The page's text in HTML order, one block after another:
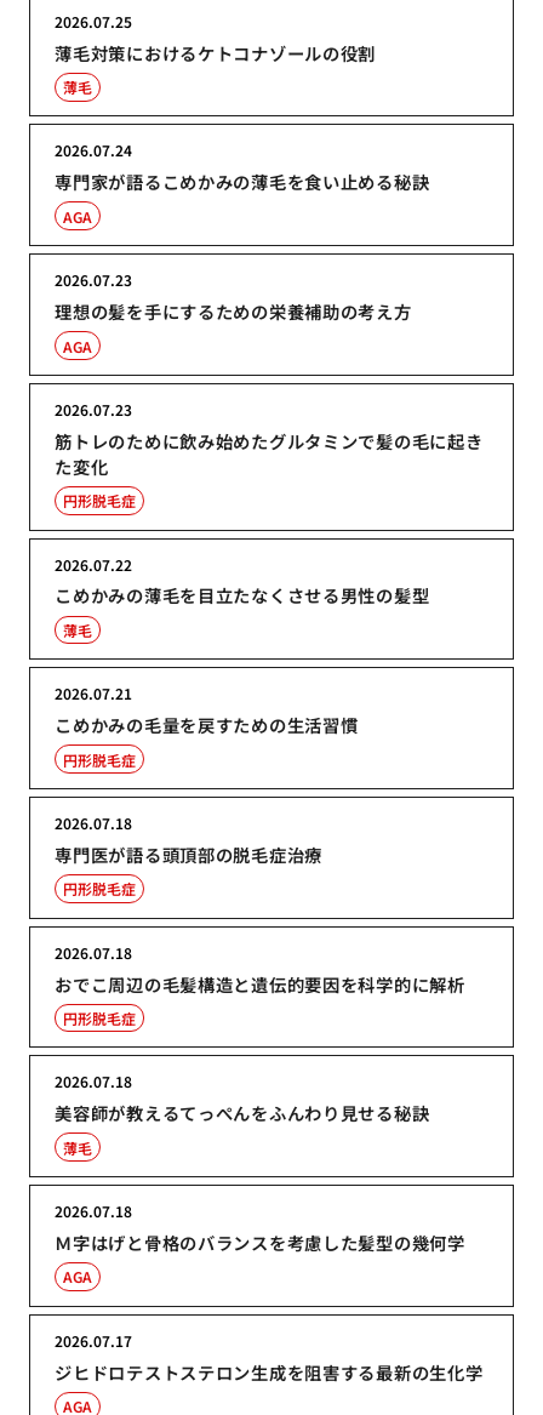
薄毛対策におけるケトコナゾールの役割
2026.07.25
薄毛
専門家が語るこめかみの薄毛を食い止める秘訣
2026.07.24
AGA
理想の髪を手にするための栄養補助の考え方
2026.07.23
AGA
筋トレのために飲み始めたグルタミンで髪の毛に起き
た変化
2026.07.23
円形脱毛症
こめかみの薄毛を目立たなくさせる男性の髪型
2026.07.22
薄毛
こめかみの毛量を戻すための生活習慣
2026.07.21
円形脱毛症
専門医が語る頭頂部の脱毛症治療
2026.07.18
円形脱毛症
おでこ周辺の毛髪構造と遺伝的要因を科学的に解析
2026.07.18
円形脱毛症
美容師が教えるてっぺんをふんわり見せる秘訣
2026.07.18
薄毛
Ｍ字はげと骨格のバランスを考慮した髪型の幾何学
2026.07.18
AGA
ジヒドロテストステロン生成を阻害する最新の生化学
2026.07.17
AGA